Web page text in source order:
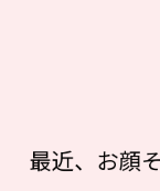
最近、お顔